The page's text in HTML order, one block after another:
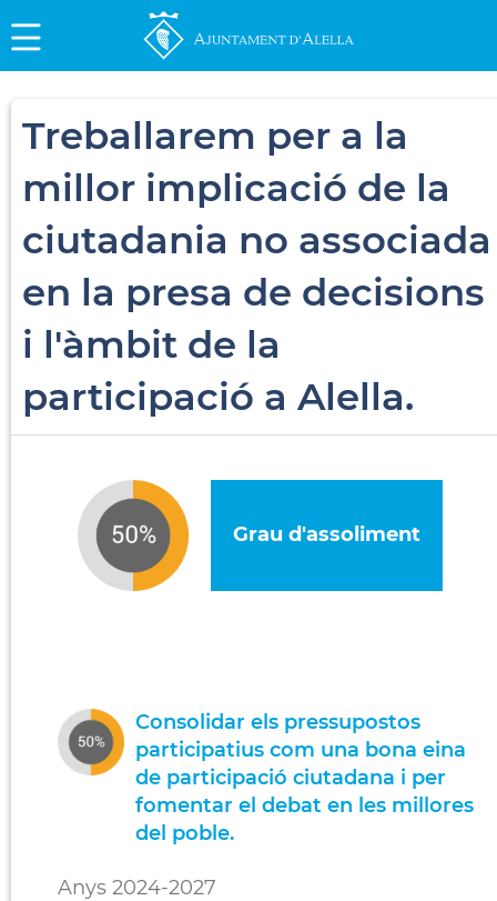
Treballarem per a la
millor implicació de la
ciutadania no associada
en la presa de decisions
i l'àmbit de la
participació a Alella.
Grau d'assoliment
Consolidar els pressupostos
participatius com una bona eina
de participació ciutadana i per
fomentar el debat en les millores
del poble.
Anys 2024-2027